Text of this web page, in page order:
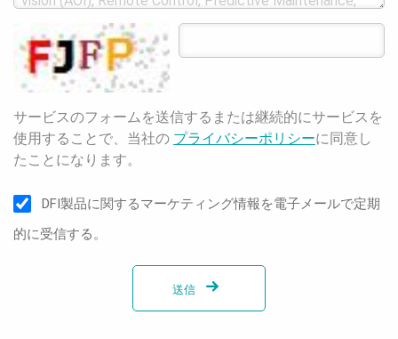
サービスのフォームを送信するまたは継続的にサービスを
使用することで、当社の プライバシーポリシーに同意し
たことになります。
DFI製品に関するマーケティング情報を電子メールで定期
的に受信する。
送信